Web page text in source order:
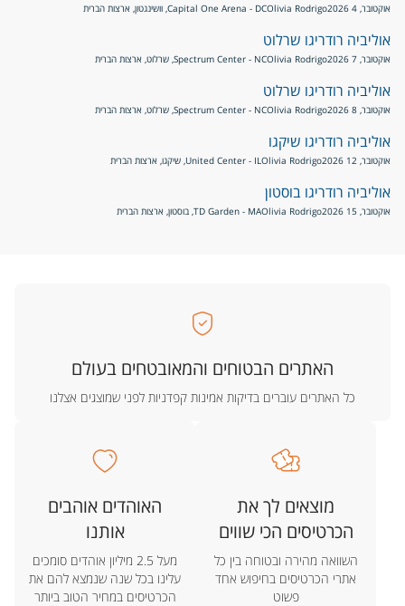
אוקטובר, 4 2026 Olivia RodrigoCapital One Arena - DC, וושינגטון, ארצות הברית
אוליביה רודריגו שרלוט
אוקטובר, 7 2026 Olivia RodrigoSpectrum Center - NC, שרלוט, ארצות הברית
אוליביה רודריגו שרלוט
אוקטובר, 8 2026 Olivia RodrigoSpectrum Center - NC, שרלוט, ארצות הברית
אוליביה רודריגו שיקגו
אוקטובר, 12 2026 Olivia RodrigoUnited Center - IL, שיקגו, ארצות הברית
אוליביה רודריגו בוסטון
אוקטובר, 15 2026 Olivia RodrigoTD Garden - MA, בוסטון, ארצות הברית
האתרים הבטוחים והמאובטחים בעולם
כל האתרים עוברים בדיקות אמינות קפדניות לפני שמוצגים אצלנו
מוצאים לך את
הכרטיסים הכי שווים
השוואה מהירה ובטוחה בין כל
אתרי הכרטיסים בחיפוש אחד
פשוט
האוהדים אוהבים
אותנו
מעל 2.5 מיליון אוהדים סומכים
עלינו בכל שנה שנמצא להם את
הכרטיסים במחיר הטוב ביותר